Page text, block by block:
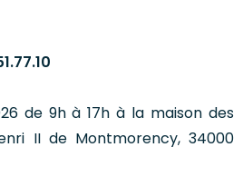
de 9h à 17h à la maison des
II de Montmorency, 34000